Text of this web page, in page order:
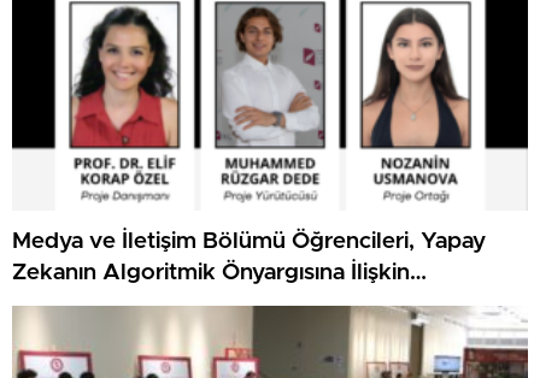
Medya ve İletişim Bölümü Öğrencileri, Yapay
Zekanın Algoritmik Önyargısına İlişkin
Farkındalık Düzeylerini Araştıracak